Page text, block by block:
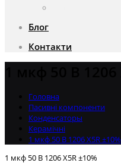
Блог
Контакти
Головна
Пасивні компоненти
Конденсаторы
Керамічні
1 мкф 50 В 1206 X5R ±10%
1 мкф 50 В 1206 X5R ±10%